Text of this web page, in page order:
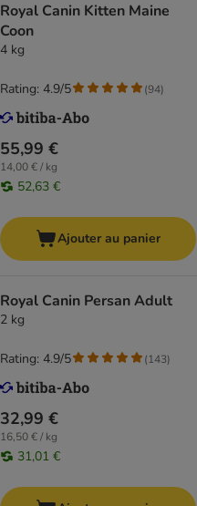
Royal Canin Kitten Maine
Coon
4 kg
55,99 €
14,00 € / kg
52,63 €
Rating: 4.9/5 (94)
Ajouter au panier
Royal Canin Persan Adult
2 kg
32,99 €
16,50 € / kg
31,01 €
Rating: 4.9/5 (143)